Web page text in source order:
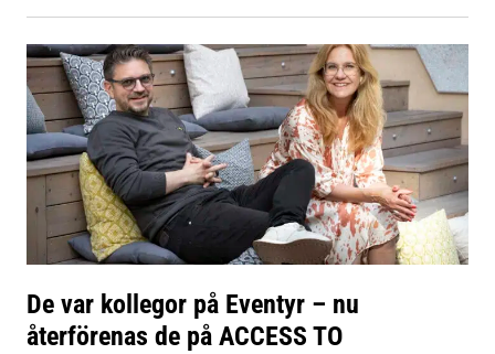
De var kollegor på Eventyr – nu
återförenas de på ACCESS TO